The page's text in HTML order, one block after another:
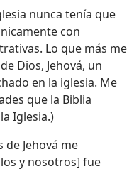
nunca tenía que
con
Lo que más me
Dios, Jehová, un
en la iglesia. Me
que la Biblia
Iglesia.)
de Jehová me
y nosotros] fue